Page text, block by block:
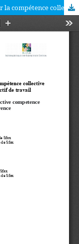
Effet du leadership transformationnel sur la compétence collective et rôle médiateur de la cohérence du collectif de travail